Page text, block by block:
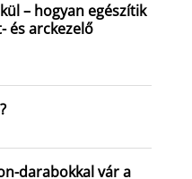
– hogyan egészítik
és arckezelő
darabokkal vár a